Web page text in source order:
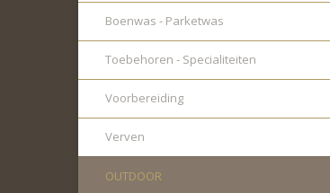
Boenwas - Parketwas
Toebehoren - Specialiteiten
Voorbereiding
Verven
OUTDOOR